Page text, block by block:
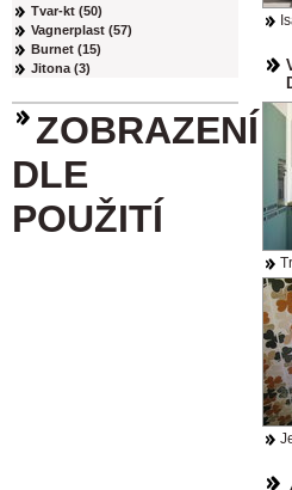
Tvar-kt (50)
Vagnerplast (57)
Burnet (15)
Jitona (3)
ZOBRAZENÍ
DLE
POUŽITÍ